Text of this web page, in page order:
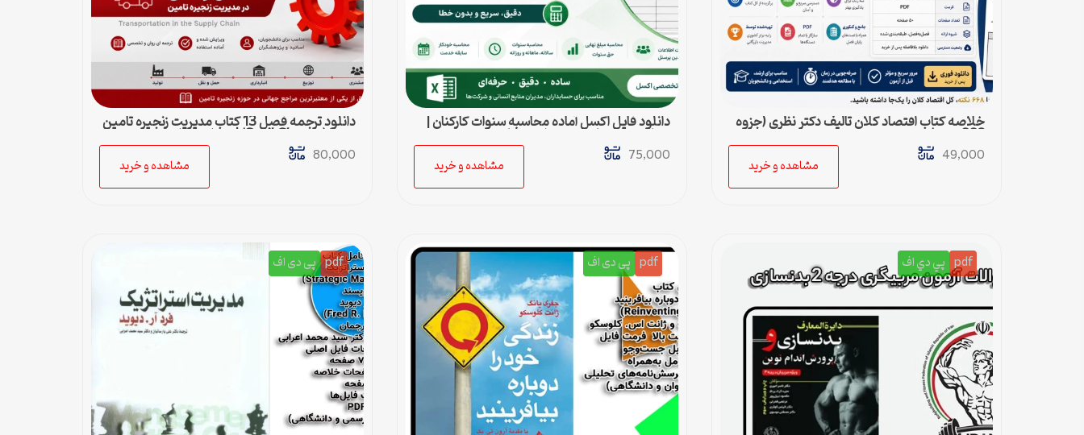
خلاصه کتاب اقتصاد کلان تالیف دکتر نظری (جزوه
668 نکته)
49,000
مشاهده و خرید
دانلود فایل اکسل آماده محاسبه سنوات کارکنان |
محاسبه خودکار حق سنوات و پایان کار
75,000
مشاهده و خرید
دانلود ترجمه فصل 13 کتاب مدیریت زنجیره تامین
چوپرا (Sunil Chopra) | حمل و نقل در زنجیره
تامین
80,000
مشاهده و خرید
pdf پي دي اف pdf پی دی اف pdf پی دی اف